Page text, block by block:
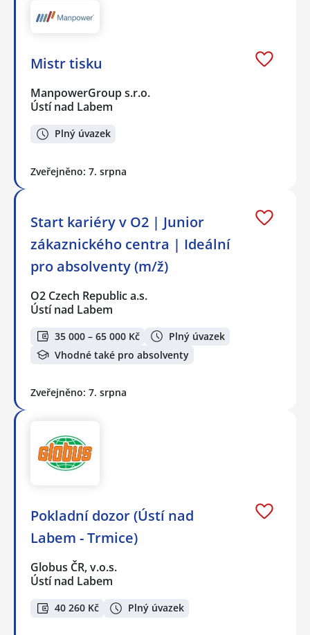
Mistr tisku
ManpowerGroup s.r.o.
Ústí nad Labem
Plný úvazek
Zveřejněno: 7. srpna
Start kariéry v O2 | Junior
zákaznického centra | Ideální
pro absolventy (m/ž)
O2 Czech Republic a.s.
Ústí nad Labem
35 000 – 65 000 Kč
Plný úvazek
Vhodné také pro absolventy
Zveřejněno: 7. srpna
Pokladní dozor (Ústí nad
Labem - Trmice)
Globus ČR, v.o.s.
Ústí nad Labem
40 260 Kč Plný úvazek